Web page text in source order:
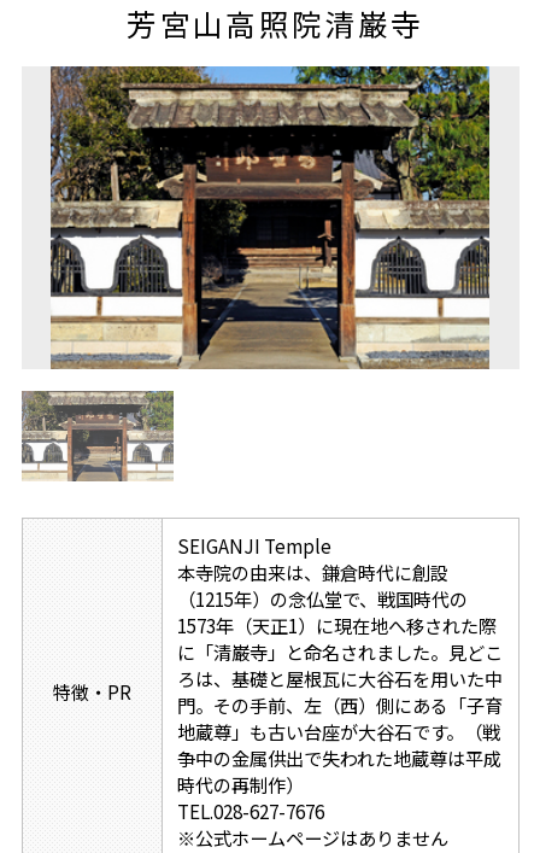
芳宮山高照院清巌寺
特徴・PR
SEIGANJI Temple
本寺院の由来は、鎌倉時代に創設
（1215年）の念仏堂で、戦国時代の
1573年（天正1）に現在地へ移された際
に「清巌寺」と命名されました。見どこ
ろは、基礎と屋根瓦に大谷石を用いた中
門。その手前、左（西）側にある「子育
地蔵尊」も古い台座が大谷石です。（戦
争中の金属供出で失われた地蔵尊は平成
時代の再制作）
TEL.028-627-7676
※公式ホームページはありません